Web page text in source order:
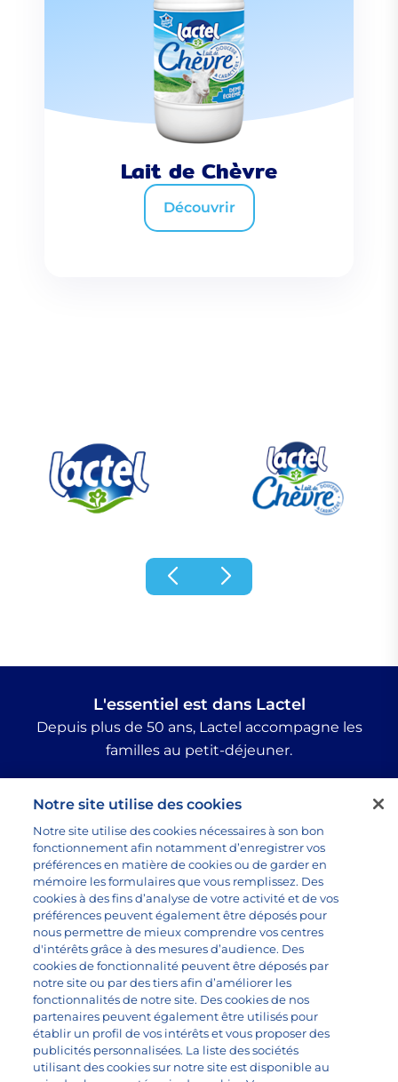
Lait de Chèvre
Découvrir
L'essentiel est dans Lactel
Depuis plus de 50 ans, Lactel accompagne les
familles au petit-déjeuner.
Suivez-nous :
Tous nos produits
Toutes les recettes
Questions sur le lait
Marque lactel
La fondation Lactel
Accompagner les familles vers de bonnes habitudes
Notre site utilise des cookies
Notre site utilise des cookies nécessaires à son bon
fonctionnement afin notamment d’enregistrer vos
préférences en matière de cookies ou de garder en
mémoire les formulaires que vous remplissez. Des
cookies à des fins d’analyse de votre activité et de vos
préférences peuvent également être déposés pour
nous permettre de mieux comprendre vos centres
d'intérêts grâce à des mesures d’audience. Des
cookies de fonctionnalité peuvent être déposés par
notre site ou par des tiers afin d’améliorer les
fonctionnalités de notre site. Des cookies de nos
partenaires peuvent également être utilisés pour
établir un profil de vos intérêts et vous proposer des
publicités personnalisées. La liste des sociétés
utilisant des cookies sur notre site est disponible au